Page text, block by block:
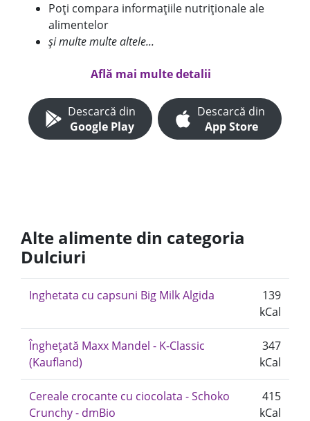
Poți compara informațiile nutriționale ale
alimentelor
și multe multe altele...
Află mai multe detalii
Descarcă din
Google Play
Descarcă din
App Store
Alte alimente din categoria
Dulciuri
Inghetata cu capsuni Big Milk Algida
139
kCal
Înghețată Maxx Mandel - K-Classic
(Kaufland)
347
kCal
Cereale crocante cu ciocolata - Schoko
Crunchy - dmBio
415
kCal